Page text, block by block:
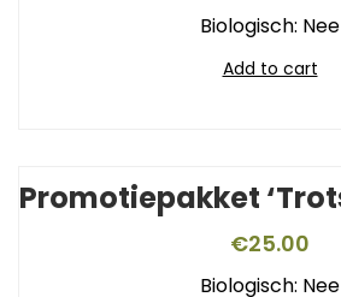
Biologisch: Nee
Add to cart
€25.00
Biologisch: Nee